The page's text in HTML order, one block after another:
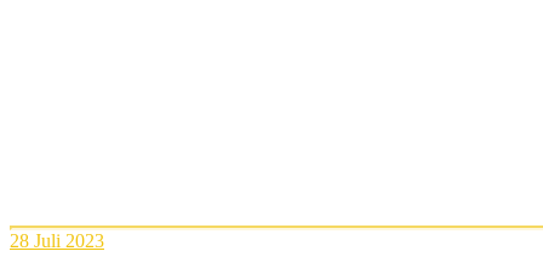
28 Juli 2023